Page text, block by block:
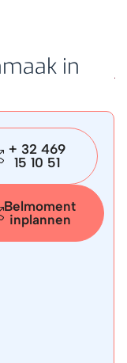
in
+ 32 469
15 10 51
Belmoment
inplannen